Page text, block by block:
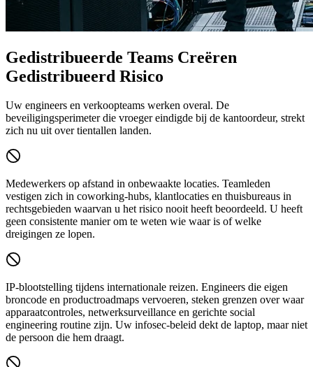
Gedistribueerde Teams Creëren
Gedistribueerd Risico
Uw engineers en verkoopteams werken overal. De
beveiligingsperimeter die vroeger eindigde bij de kantoordeur, strekt
zich nu uit over tientallen landen.
Medewerkers op afstand in onbewaakte locaties. Teamleden
vestigen zich in coworking-hubs, klantlocaties en thuisbureaus in
rechtsgebieden waarvan u het risico nooit heeft beoordeeld. U heeft
geen consistente manier om te weten wie waar is of welke
dreigingen ze lopen.
IP-blootstelling tijdens internationale reizen. Engineers die eigen
broncode en productroadmaps vervoeren, steken grenzen over waar
apparaatcontroles, netwerksurveillance en gerichte social
engineering routine zijn. Uw infosec-beleid dekt de laptop, maar niet
de persoon die hem draagt.